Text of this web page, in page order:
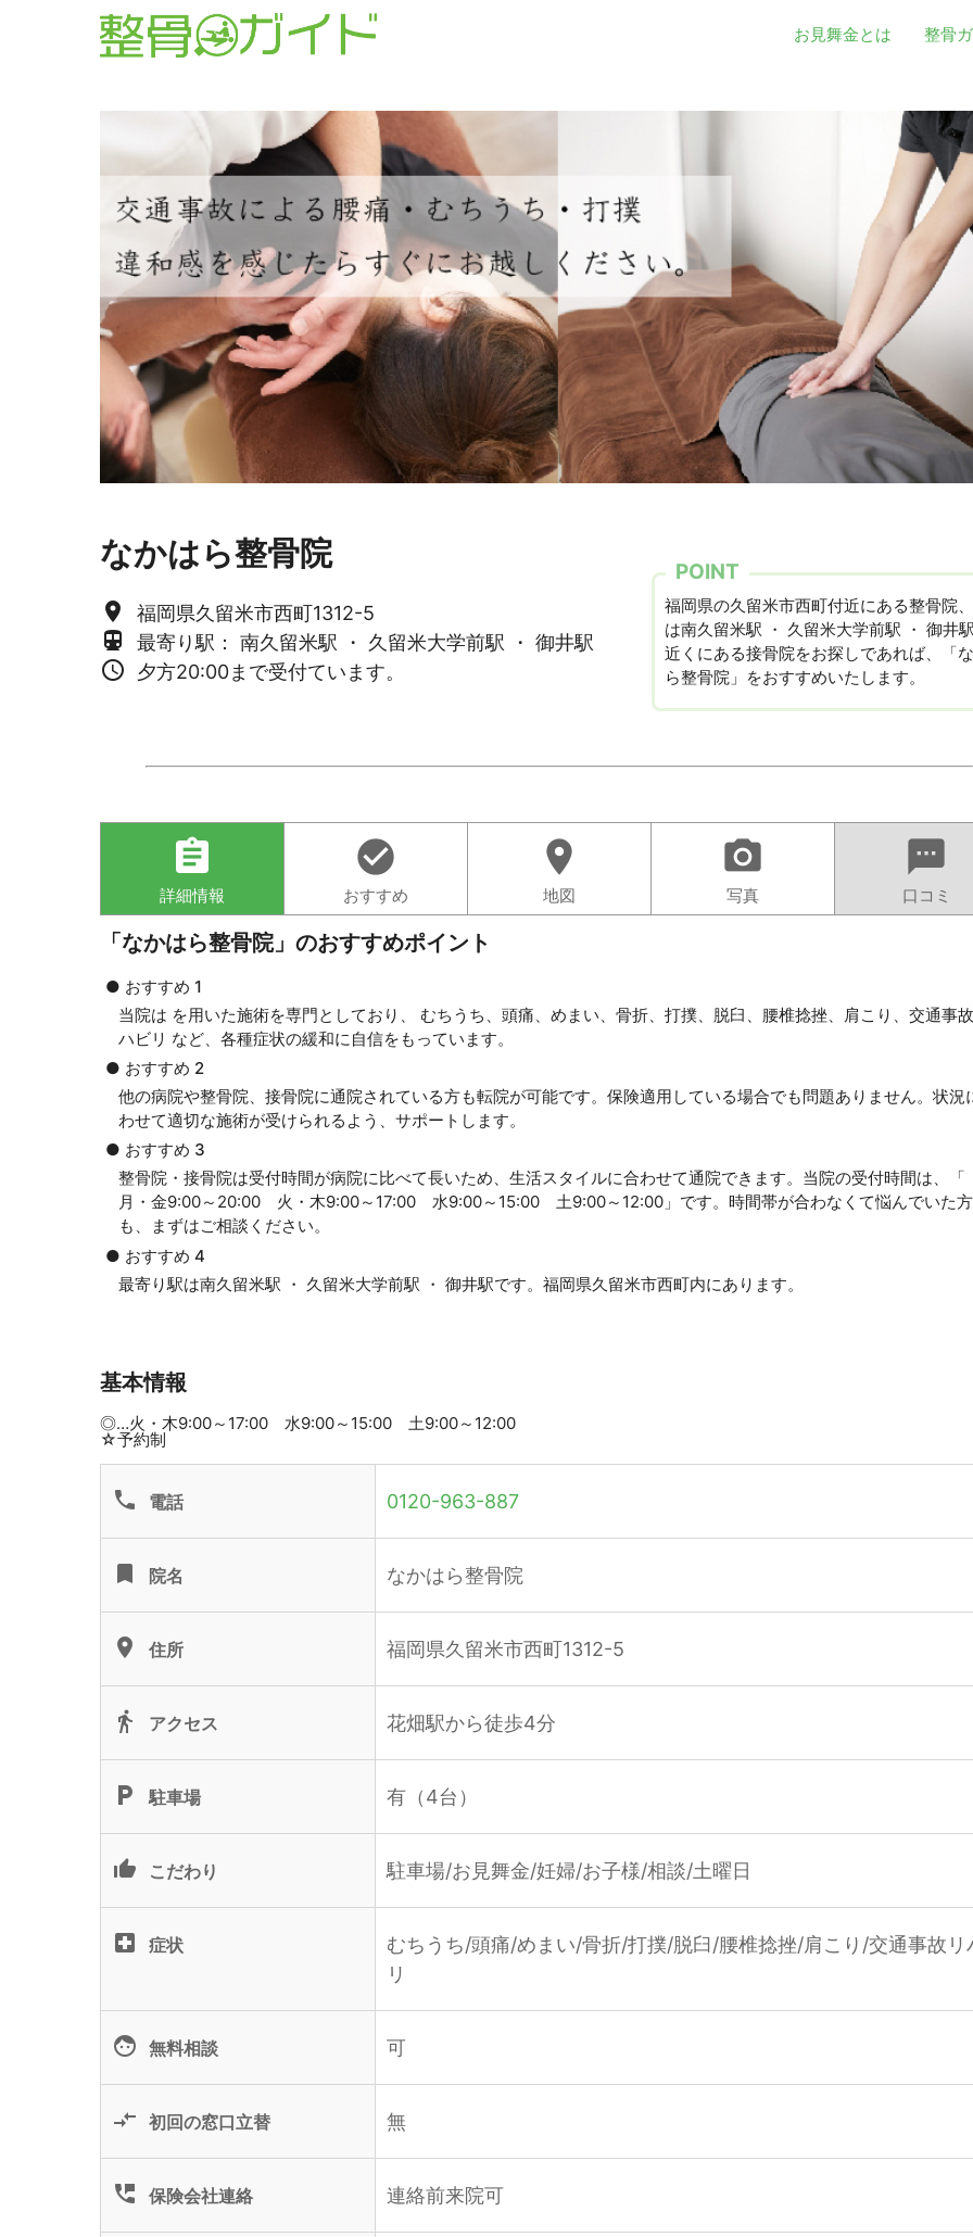
お見舞金とは 整骨
なかはら整骨院
place 福岡県久留米市西町1312-5
directions_subway 最寄り駅： 南久留米駅 ・ 久留米大学前駅 ・ 御井駅
access_time 夕方20:00まで受付ています。
POINT
福岡県の久留米市西町付近にある整骨院
は南久留米駅 ・ 久留米大学前駅 ・ 御井
近くにある接骨院をお探しであれば、「
ら整骨院」をおすすめいたします。
assignment
詳細情報
check_circle
おすすめ
location_on
地図
camera_alt
写真
sms
口コミ
「なかはら整骨院」のおすすめポイント
● おすすめ 1
当院は を用いた施術を専門としており、 むちうち、頭痛、めまい、骨折、打撲、脱臼、腰椎捻挫、肩こり、交通事
ハビリ など、各種症状の緩和に自信をもっています。
● おすすめ 2
他の病院や整骨院、接骨院に通院されている方も転院が可能です。保険適用している場合でも問題ありません。状況
わせて適切な施術が受けられるよう、サポートします。
● おすすめ 3
整骨院・接骨院は受付時間が病院に比べて長いため、生活スタイルに合わせて通院できます。当院の受付時間は、「
月・金9:00～20:00 火・木9:00～17:00 水9:00～15:00 土9:00～12:00」です。時間帯が合わなくて悩んでいた方
も、まずはご相談ください。
● おすすめ 4
最寄り駅は南久留米駅 ・ 久留米大学前駅 ・ 御井駅です。福岡県久留米市西町内にあります。
基本情報
◎…火・木9:00～17:00 水9:00～15:00 土9:00～12:00
☆予約制
phone 電話 0120-963-887
turned_in 院名 なかはら整骨院
location_on 住所 福岡県久留米市西町1312-5
directions_walk アクセス 花畑駅から徒歩4分
local_parking 駐車場 有（4台）
thumb_up_alt こだわり 駐車場/お見舞金/妊婦/お子様/相談/土曜日
local_hospital 症状
むちうち/頭痛/めまい/骨折/打撲/脱臼/腰椎捻挫/肩こり/交通事故リ
リ
face 無料相談 可
compare_arrows 初回の窓口立替 無
perm_phone_msg 保険会社連絡 連絡前来院可